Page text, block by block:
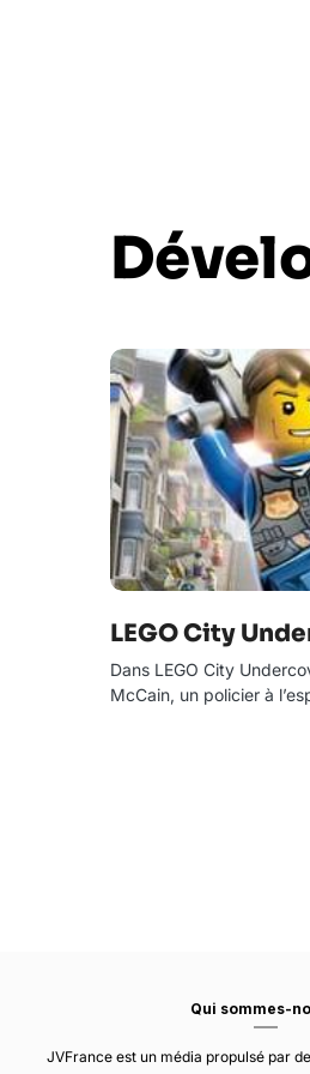
LEGO City
Dans LEGO City
McCain, un policier à
Qui sommes-
JVFrance est un média propulsé par